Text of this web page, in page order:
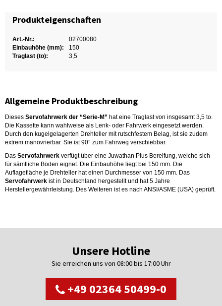
Produkteigenschaften
Art.-Nr.:
02700080
Einbauhöhe (mm):
150
Traglast (to):
3,5
Allgemeine Produktbeschreibung
Dieses Servofahrwerk der “Serie-M” hat eine Traglast von insgesamt 3,5 to.
Die Kassette kann wahlweise als Lenk- oder Fahrwerk eingesetzt werden.
Durch den kugelgelagerten Drehteller mit rutschfestem Belag, ist sie zudem
extrem manövrierbar. Sie ist 90° zum Fahrweg verschiebbar.
Das Servofahrwerk verfügt über eine Juwathan Plus Bereifung, welche sich
für sämtliche Böden eignet. Die Einbauhöhe liegt bei 150 mm. Die
Auflagefläche je Drehteller hat einen Durchmesser von 150 mm. Das
Servofahrwerk ist in Deutschland hergestellt und hat 5 Jahre
Herstellergewährleistung. Des Weiteren ist es nach ANSI/ASME (USA) geprüft.
Unsere Hotline
Sie erreichen uns von 08:00 bis 17:00 Uhr
+49 02364 50499-0